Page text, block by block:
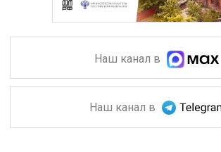
Наш канал в
Наш канал в